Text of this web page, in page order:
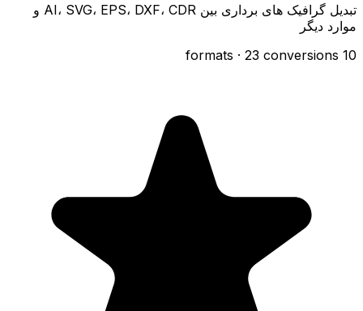
تبدیل گرافیک های برداری بین AI، SVG، EPS، DXF، CDR و
موارد دیگر
10 formats
· 23 conversions